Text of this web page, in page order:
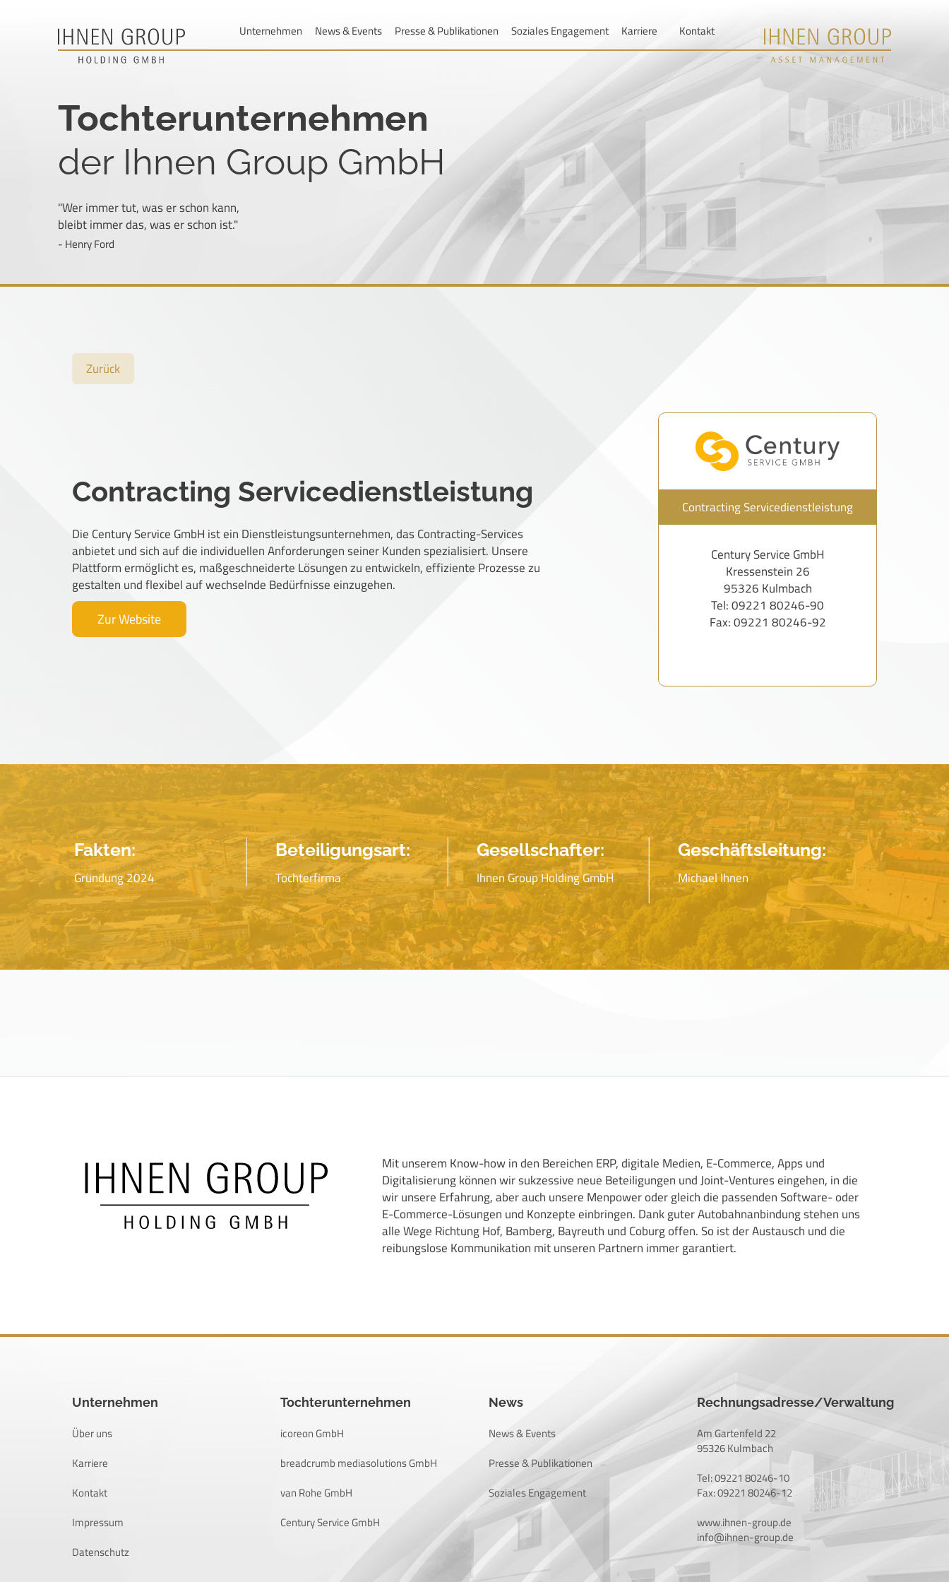
Unternehmen News & Events Presse & Publikationen Soziales Engagement Karriere Kontakt
Tochterunternehmen
der Ihnen Group GmbH
"Wer immer tut, was er schon kann,
bleibt immer das, was er schon ist."
- Henry Ford
Zurück
Contracting Servicedienstleistung
Century Service GmbH
Kressenstein 26
95326 Kulmbach
Tel: 09221 80246-90
Fax: 09221 80246-92
Contracting Servicedienstleistung
Die Century Service GmbH ist ein Dienstleistungsunternehmen, das Contracting-Services
anbietet und sich auf die individuellen Anforderungen seiner Kunden spezialisiert. Unsere
Plattform ermöglicht es, maßgeschneiderte Lösungen zu entwickeln, effiziente Prozesse zu
gestalten und flexibel auf wechselnde Bedürfnisse einzugehen.
Zur Website
Fakten:
Gründung 2024
Beteiligungsart:
Tochterfirma
Gesellschafter:
Ihnen Group Holding GmbH
Geschäftsleitung:
Michael Ihnen
Mit unserem Know-how in den Bereichen ERP, digitale Medien, E-Commerce, Apps und
Digitalisierung können wir sukzessive neue Beteiligungen und Joint-Ventures eingehen, in die
wir unsere Erfahrung, aber auch unsere Menpower oder gleich die passenden Software- oder
E-Commerce-Lösungen und Konzepte einbringen. Dank guter Autobahnanbindung stehen uns
alle Wege Richtung Hof, Bamberg, Bayreuth und Coburg offen. So ist der Austausch und die
reibungslose Kommunikation mit unseren Partnern immer garantiert.
Unternehmen
Über uns
Karriere
Kontakt
Impressum
Datenschutz
Tochterunternehmen
icoreon GmbH
breadcrumb mediasolutions GmbH
van Rohe GmbH
Century Service GmbH
News
News & Events
Presse & Publikationen
Soziales Engagement
Rechnungsadresse/Verwaltung
Am Gartenfeld 22
95326 Kulmbach
Tel: 09221 80246-10
Fax: 09221 80246-12
www.ihnen-group.de
info@ihnen-group.de